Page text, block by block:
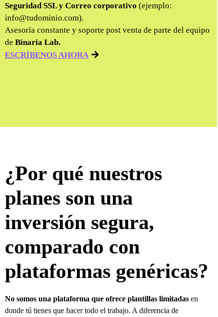
Seguridad SSL y Correo corporativo (ejemplo:
info@tudominio.com).
Asesoría constante y soporte post venta de parte del equipo
de Binaria Lab.
ESCRÍBENOS AHORA
¿Por qué nuestros
planes son una
inversión segura,
comparado con
plataformas genéricas?
No somos una plataforma que ofrece plantillas limitadas en
donde tú tienes que hacer todo el trabajo. A diferencia de